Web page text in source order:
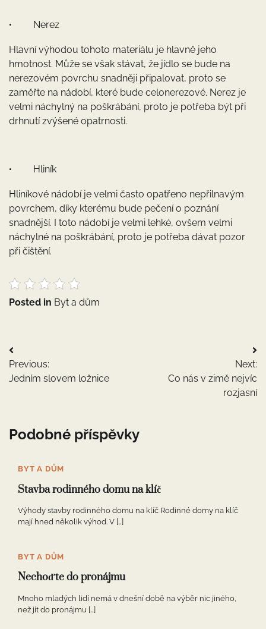
· Nerez
Hlavní výhodou tohoto materiálu je hlavně jeho
hmotnost. Může se však stávat, že jídlo se bude na
nerezovém povrchu snadněji připalovat, proto se
zaměřte na nádobí, které bude celonerezové. Nerez je
velmi náchylný na poškrábání, proto je potřeba být při
drhnutí zvýšené opatrnosti.
· Hliník
Hliníkové nádobí je velmi často opatřeno nepřilnavým
povrchem, díky kterému bude pečení o poznání
snadnější. I toto nádobí je velmi lehké, ovšem velmi
náchylné na poškrábání, proto je potřeba dávat pozor
při čištění.
Posted in Byt a dům
Navigace
pro
Previous:
Jedním slovem ložnice
Next:
Co nás v zimě nejvíc
rozjasní
Podobné příspěvky
BYT A DŮM
Stavba rodinného domu na klíč
Výhody stavby rodinného domu na klíč Rodinné domy na klíč
mají hned několik výhod. V […]
BYT A DŮM
Nechoďte do pronájmu
Mnoho mladých lidí nemá v dnešní době na výběr nic jiného,
než jít do pronájmu […]